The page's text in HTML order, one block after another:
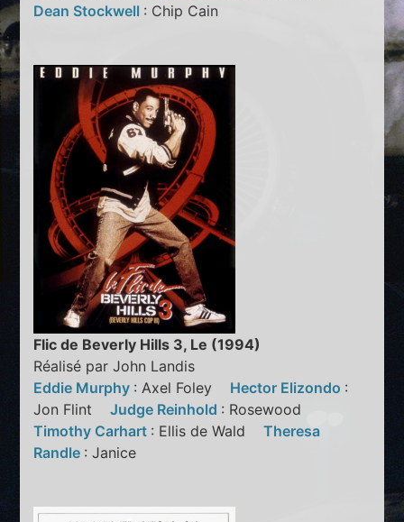
Dean Stockwell : Chip Cain
Flic de Beverly Hills 3, Le (1994)
Réalisé par John Landis
Eddie Murphy : Axel Foley Hector Elizondo :
Jon FlintJudge Reinhold : Rosewood
Timothy Carhart : Ellis de WaldTheresa
Randle : Janice